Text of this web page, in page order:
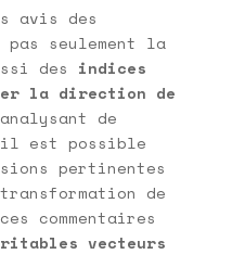
avis des
pas seulement la
des indices
la direction de
de
il est possible
pertinentes
de
commentaires
vecteurs